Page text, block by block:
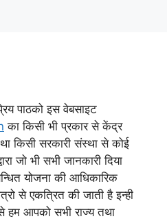
पाठको इस वेबसाइट
का किसी भी प्रकार से केंद्र
किसी सरकारी संस्था से कोई
जो भी सभी जानकारी दिया
योजना की आधिकारिक
से एकत्रित की जाती है इन्ही
हम आपको सभी राज्य तथा